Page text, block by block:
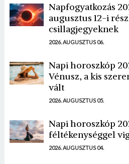
Napfogyatkozás
augusztus 12-i
csillagjegyeknek
2026. AUGUSZTUS 06.
Napi horoszkóp
Vénusz, a kis
vált
2026. AUGUSZTUS 05.
Napi horoszkóp
féltékenységgel
2026. AUGUSZTUS 04.